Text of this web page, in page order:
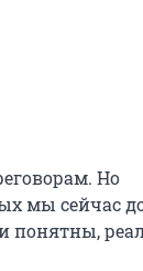
Но
мы сейчас
понятны,